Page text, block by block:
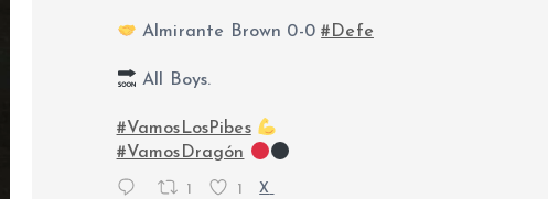
Almirante Brown 0-0#Defe
All Boys.
#VamosLosPibes
#VamosDragón
1 1 X